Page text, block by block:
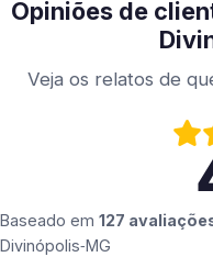
Opiniões de
Veja os relatos de
Baseado em 127
Divinópolis‑MG